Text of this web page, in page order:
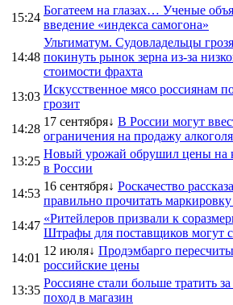
15:24
Богатеем на глазах… Ученые
введение «индекса самогона»
14:48
Ультиматум. Судовладельцы
покинуть рынок зерна из-за
стоимости фрахта
13:03
Искусственное мясо россиянам
грозит
14:28
17 сентября↓ В России могут
ограничения на продажу алкоголя
13:25
Новый урожай обрушил цены на
в России
14:53
16 сентября↓ Роскачество
правильно прочитать маркировку
14:47
«Ритейлеров призвали к
Штрафы для поставщиков могут
14:01
12 июля↓ Продэмбарго
российские цены
13:35
Россияне стали больше тратить
поход в магазин